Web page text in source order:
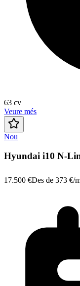
63 cv
Veure més
Nou
Hyundai i10 N-
17.500 €Des de 373 €/